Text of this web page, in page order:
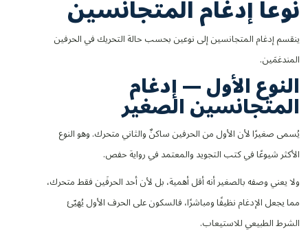
نوعا إدغام المتجانسين
ينقسم إدغام المتجانسين إلى نوعين بحسب حالة التحريك في الحرفين
المندغمَين.
النوع الأول — إدغام
المتجانسين الصغير
يُسمى صغيرًا لأن الأول من الحرفين ساكنٌ والثاني متحرك. وهو النوع
الأكثر شيوعًا في كتب التجويد والمعتمد في رواية حفص.
ولا يعني وصفه بالصغير أنه أقل أهمية، بل لأن أحد الحرفَين فقط متحرك،
مما يجعل الإدغام نظيفًا ومباشرًا، فالسكون على الحرف الأول يُهيّئ
الشرط الطبيعي للاستيعاب.